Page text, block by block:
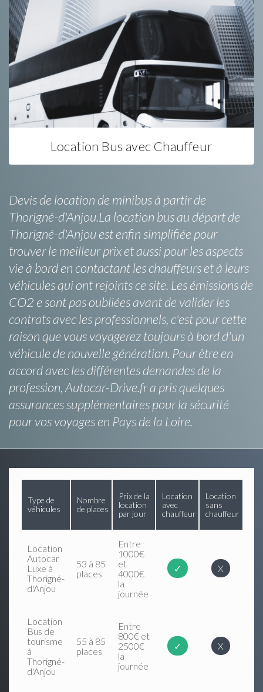
Location Bus avec Chauffeur
Devis de location de minibus à partir de
Thorigné-d'Anjou.La location bus au départ de
Thorigné-d'Anjou est enfin simplifiée pour
trouver le meilleur prix et aussi pour les aspects
vie à bord en contactant les chauffeurs et à leurs
véhicules qui ont rejoints ce site. Les émissions de
CO2 e sont pas oubliées avant de valider les
contrats avec les professionnels, c'est pour cette
raison que vous voyagerez toujours à bord d'un
véhicule de nouvelle génération. Pour être en
accord avec les différentes demandes de la
profession, Autocar-Drive.fr a pris quelques
assurances supplémentaires pour la sécurité
pour vos voyages en Pays de la Loire.
Type de
véhicules
Nombre
de places
Prix de la
location
par jour
Location
avec
chauffeur
Location
sans
chauffeur
Location
Autocar
Luxe à
Thorigné-
d'Anjou
53 à 85
places
Entre
1000€
et
4000€
la
journée
✓ X
Location
Bus de
tourisme
à
Thorigné-
d'Anjou
55 à 85
places
Entre
800€ et
2500€
la
journée
✓ X